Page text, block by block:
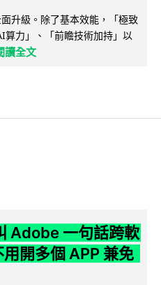
升級。除了基本效能，「極致
力」、「前瞻技術加持」以
讀全文
Adobe 一句話跨軟
開多個 APP 兼免